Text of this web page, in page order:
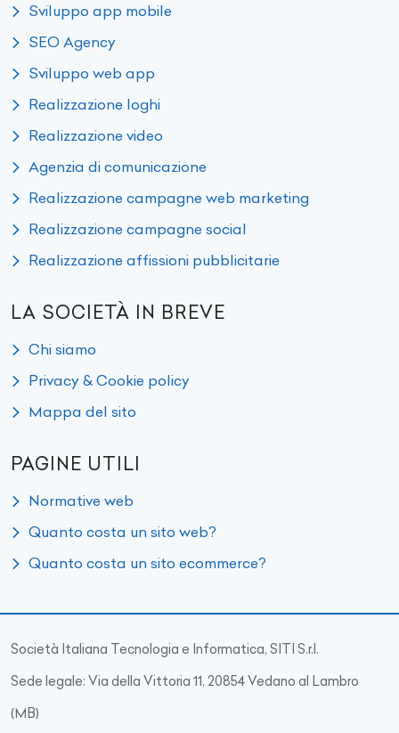
Sviluppo app mobile
SEO Agency
Sviluppo web app
Realizzazione loghi
Realizzazione video
Agenzia di comunicazione
Realizzazione campagne web marketing
Realizzazione campagne social
Realizzazione affissioni pubblicitarie
LA SOCIETÀ IN BREVE
Chi siamo
Privacy & Cookie policy
Mappa del sito
PAGINE UTILI
Normative web
Quanto costa un sito web?
Quanto costa un sito ecommerce?
Società Italiana Tecnologia e Informatica, SITI S.r.l.
Sede legale: Via della Vittoria 11, 20854 Vedano al Lambro
(MB)